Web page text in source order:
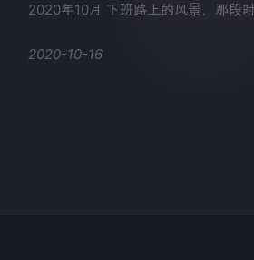
2020年10月 下班路上的风景，那段
2020-10-16